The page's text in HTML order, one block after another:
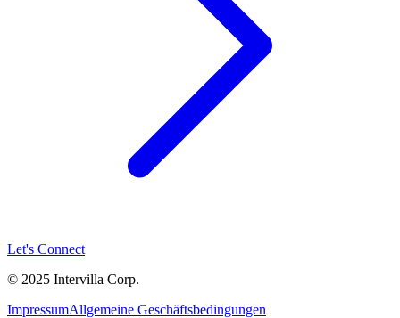
Let's Connect
© 2025 Intervilla Corp.
ImpressumAllgemeine Geschäftsbedingungen